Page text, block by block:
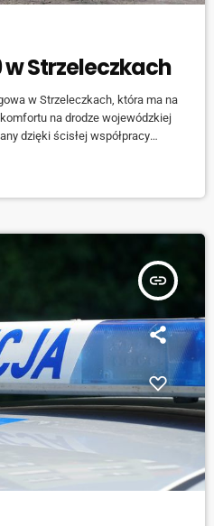
w Strzeleczkach
w Strzeleczkach, która ma na
na drodze wojewódzkiej
dzięki ścisłej współpracy
oraz gminy Strzeleczki, która
insert_link